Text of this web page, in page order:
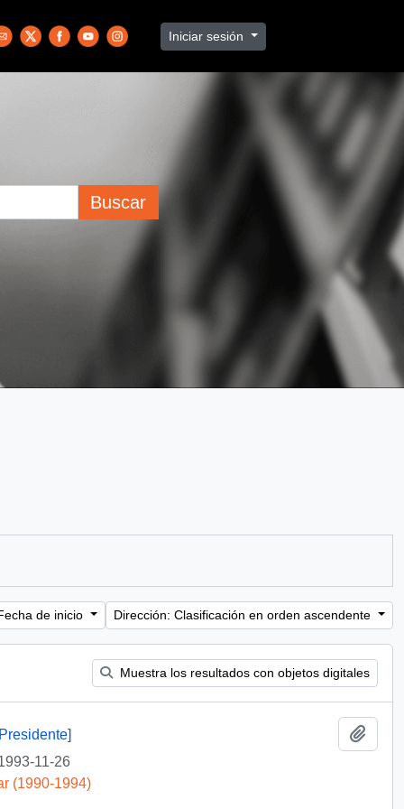
Iniciar sesión
Buscar
de inicio Dirección: Clasificación en orden ascendente
Muestra los resultados con objetos digitales
11-26
(1990-1994)